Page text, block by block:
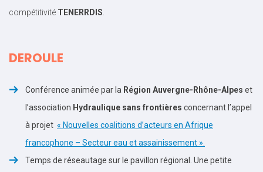
compétitivité TENERRDIS
DEROULE
Conférence animée par la Région Auvergne-Rhône-Alpes et
l’association Hydraulique sans frontières concernant l’appel
à projet « Nouvelles coalitions d’acteurs en Afrique
francophone – Secteur eau et assainissement ».
Temps de réseautage sur le pavillon régional. Une petite